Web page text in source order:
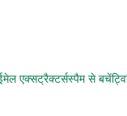
एक्सट्रैक्टर्सस्पैम से बचें